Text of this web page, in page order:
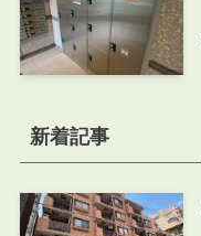
新着記事